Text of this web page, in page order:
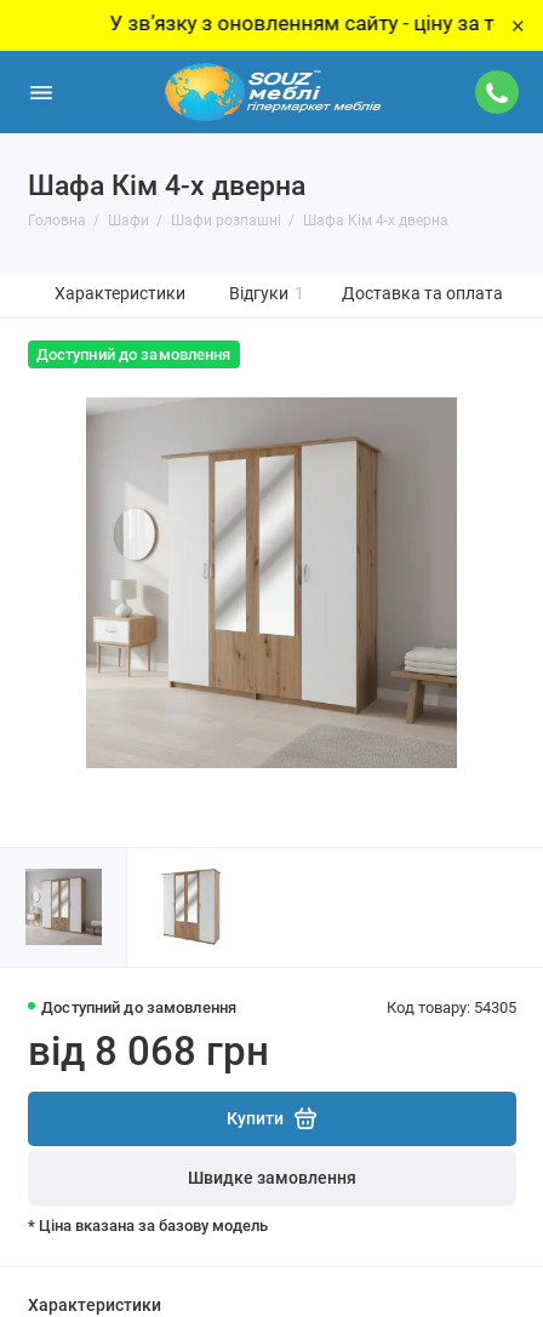
У звʼязку з оновленням сайту - ціну за товар ×
Шафа Кім 4-х дверна
Головна Шафи Шафи розпашні Шафа Кім 4-х дверна
Характеристики Відгуки 1 Доставка та оплата
Доступний до замовлення
Доступний до замовлення Код товару: 54305
від 8 068 грн
Купити
Швидке замовлення
* Ціна вказана за базову модель
Характеристики